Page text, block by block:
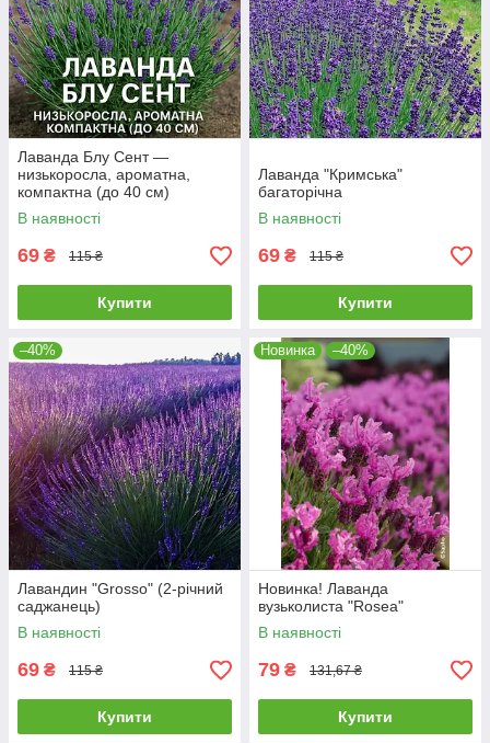
Лаванда Блу Сент —
низькоросла, ароматна,
компактна (до 40 см)
В наявності
69 ₴ 115 ₴
Купити
Лаванда "Кримська"
багаторічна
В наявності
69 ₴ 115 ₴
Купити
–40%
Лавандин "Grosso" (2-річний
саджанець)
В наявності
69 ₴ 115 ₴
Купити
Новинка –40%
Новинка! Лаванда
вузьколиста "Rosea"
В наявності
79 ₴ 131,67 ₴
Купити